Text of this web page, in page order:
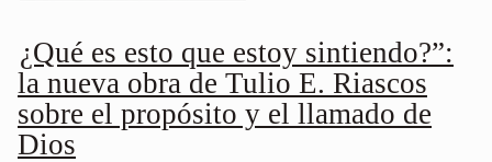
¿Qué es esto que estoy sintiendo?”:
la nueva obra de Tulio E. Riascos
sobre el propósito y el llamado de
Dios